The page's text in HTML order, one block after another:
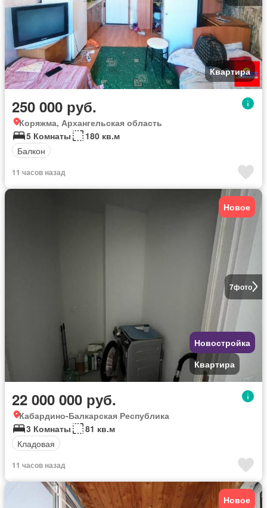
Квартира
250 000 руб.
Коряжма, Архангельская область
5 Комнаты
180 кв.м
Балкон
11 часов назад
7фото
Новое
Новостройка
Квартира
22 000 000 руб.
Кабардино-Балкарская Республика
3 Комнаты
81 кв.м
Кладовая
11 часов назад
Новое